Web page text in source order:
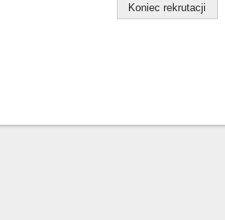
Koniec rekrutacji